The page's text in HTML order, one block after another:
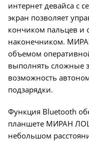
интернет девайса с
экран позволяет
кончиком пальцев и
наконечником.
объемом
выполнять сложные
возможность
подзарядки.
Функция Bluetooth
планшете МИРАН
небольшом